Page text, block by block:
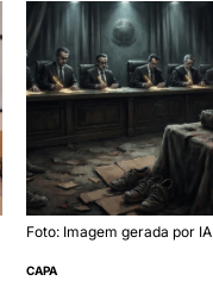
Foto: Imagem gerada por IA
CAPA